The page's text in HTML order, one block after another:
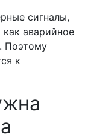
сигналы,
аварийное
Поэтому
к